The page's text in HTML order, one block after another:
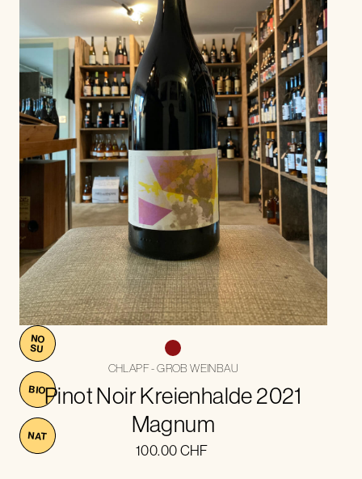
NO
SU
BIO
NAT
CHLAPF - GROB WEINBAU
Pinot Noir Kreienhalde 2021
Magnum
100.00CHF